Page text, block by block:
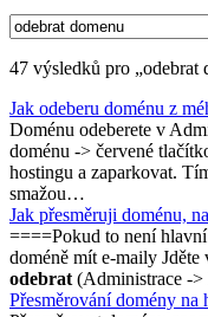
47 výsledků pro „odebrat
Jak odeberu doménu z
Doménu odeberete v
doménu -> červené
hostingu a zaparkovat.
smažou…
Jak přesměruji doménu,
====Pokud to není hlavní
doméně mít e-maily
odebrat (Administrace -
Přesměrování domény na